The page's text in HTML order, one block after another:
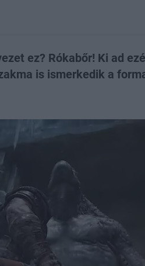
ez? Rókabőr! Ki ad
is ismerkedik a